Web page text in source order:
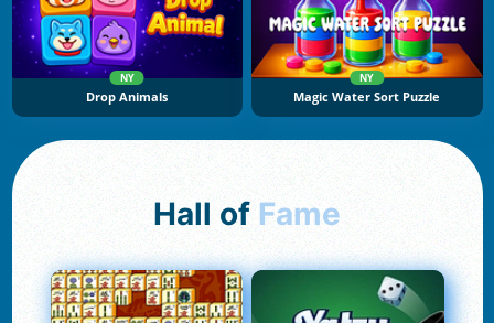
NY
Drop Animals
NY
Magic Water Sort Puzzle
Hall of Fame